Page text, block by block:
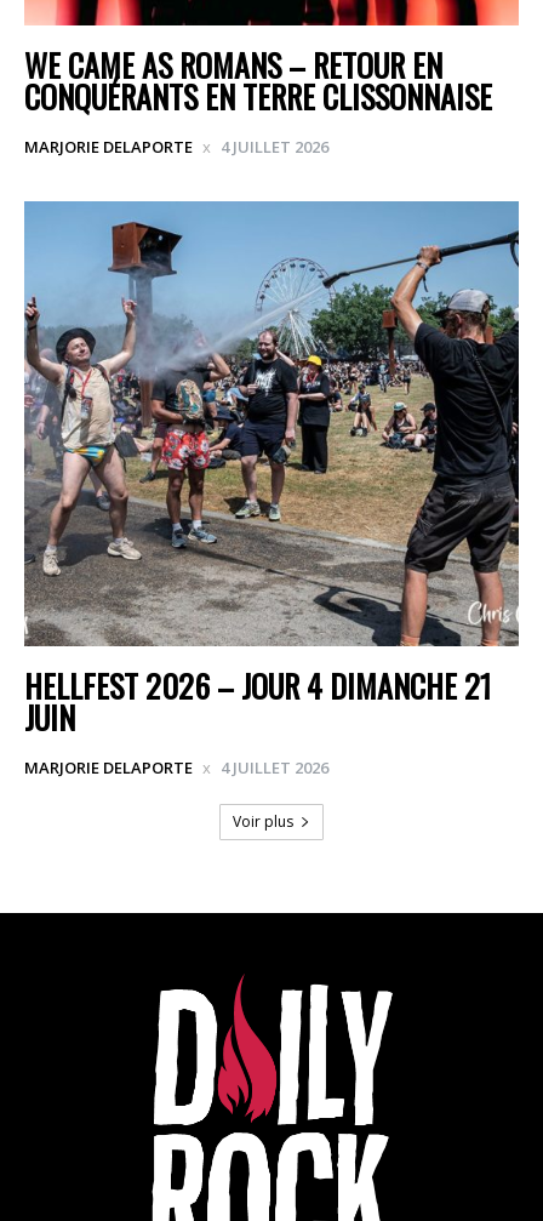
WE CAME AS ROMANS – RETOUR EN
CONQUÉRANTS EN TERRE CLISSONNAISE
MARJORIE DELAPORTE 4 JUILLET 2026
HELLFEST 2026 – JOUR 4 DIMANCHE 21
JUIN
MARJORIE DELAPORTE 4 JUILLET 2026
Voir plus